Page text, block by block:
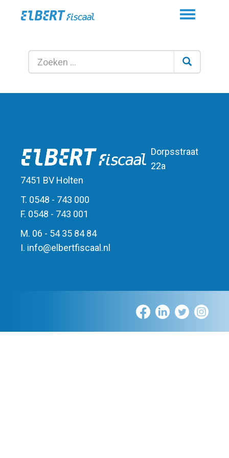
Toggle
Dorpsstraat
22a
7451 BV Holten
T. 0548 - 743 000
F. 0548 - 743 001
M. 06 - 54 35 84 84
I. info@elbertfiscaal.nl